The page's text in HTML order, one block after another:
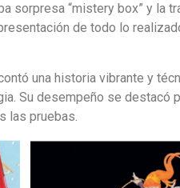
sorpresa “mistery box” y la
de todo lo
una historia vibrante y
Su desempeño se destacó
las pruebas.